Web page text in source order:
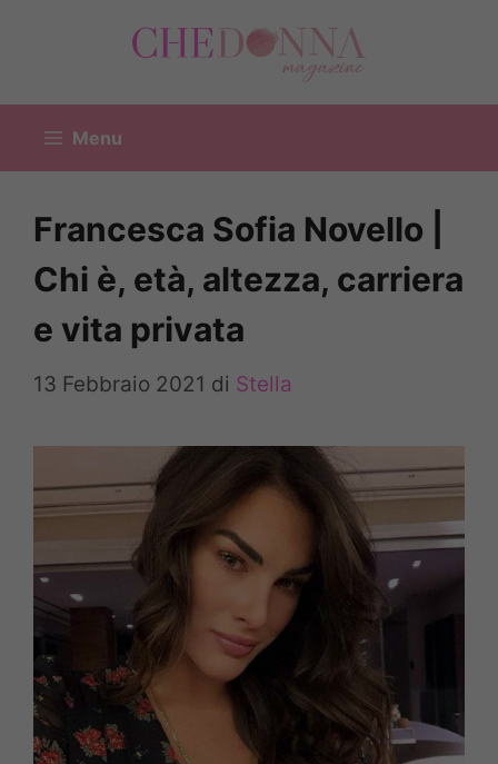
Menu
Francesca Sofia Novello |
Chi è, età, altezza, carriera
e vita privata
13 Febbraio 2021 di Stella